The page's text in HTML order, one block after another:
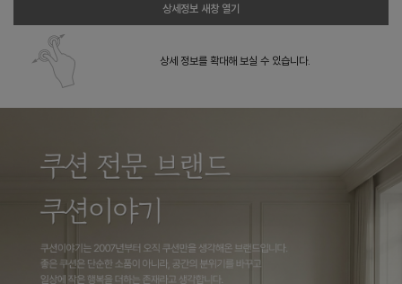
상세정보 새창 열기
상세 정보를 확대해 보실 수 있습니다.